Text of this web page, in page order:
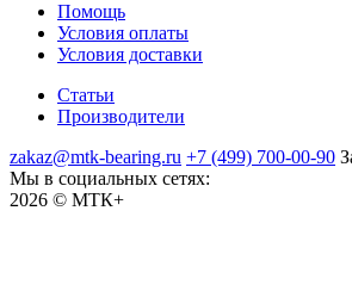
Помощь
Условия оплаты
Условия доставки
Статьи
Производители
zakaz@mtk-bearing.ru +7 (499) 700-00-90
Мы в социальных сетях:
2026 © МТК+